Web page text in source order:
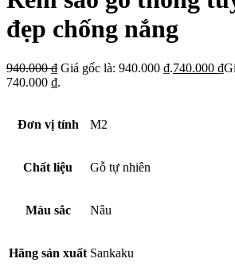
đẹp chống nắng
940.000₫ Giá gốc là: 940.000 ₫.740.000 ₫
740.000 ₫.
Đơn vị tính M2
Chất liệu Gỗ tự nhiên
Màu sắc Nâu
Hãng sản xuất Sankaku